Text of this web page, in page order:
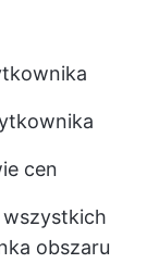
cen
obszaru